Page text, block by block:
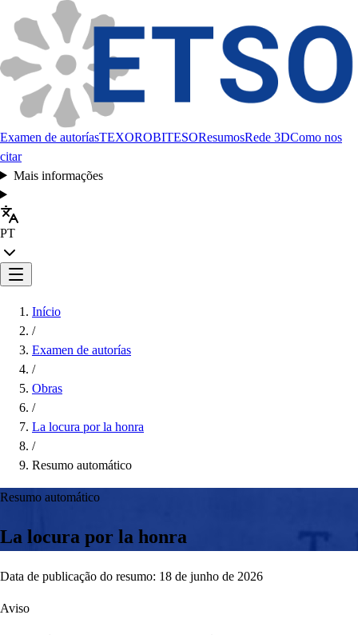
Examen de autoríasTEXOROBITESOResumosRede 3DComo nos
citar
Mais informações
PT
Início
/
Examen de autorías
/
Obras
/
La locura por la honra
/
Resumo automático
Resumo automático
La locura por la honra
Data de publicação do resumo: 18 de junho de 2026
Aviso